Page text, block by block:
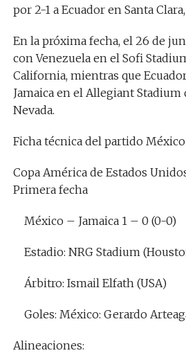
por 2-1 a Ecuador en Santa
En la próxima fecha, el 26 de
con Venezuela en el Sofi
California, mientras que
Jamaica en el Allegiant Stadium
Nevada.
Ficha técnica del partido México
Copa América de Estados
Primera fecha
México – Jamaica 1 – 0 (0-0)
Estadio: NRG Stadium
Árbitro: Ismail Elfath (USA)
Goles: México: Gerardo
Alineaciones: